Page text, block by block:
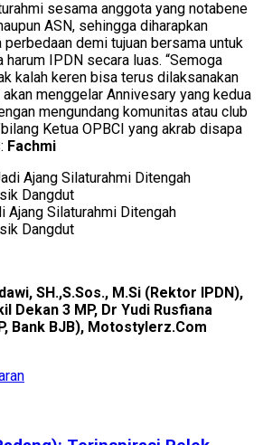
sesama anggota yang notabene
ASN, sehingga diharapkan
demi tujuan bersama untuk
IPDN secara luas. “Semoga
kalah keren bisa terus dilaksanakan
menggelar Annivesary yang kedua
mengundang komunitas atau club
Ketua OPBCI yang akrab disapa
Fachmi
Ajang Silaturahmi Ditengah
Dangdut
SH.,S.Sos., M.Si (Rektor IPDN),
Dekan 3 MP, Dr Yudi Rusfiana
Bank BJB), Motostylerz.Com